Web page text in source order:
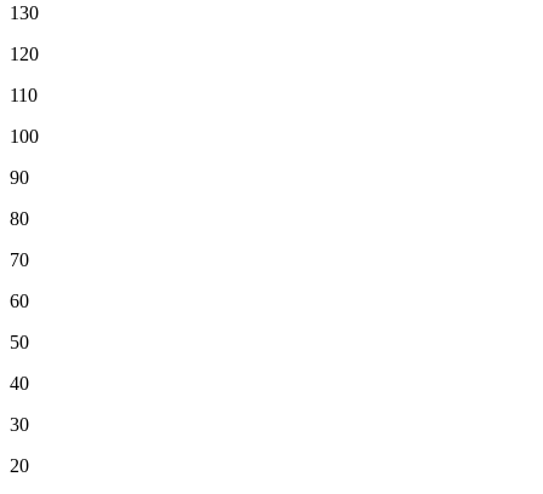
130
120
110
100
90
80
70
60
50
40
30
20